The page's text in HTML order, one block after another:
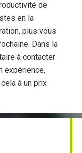
de
en la
plus vous
Dans la
à contacter
expérience,
à un prix